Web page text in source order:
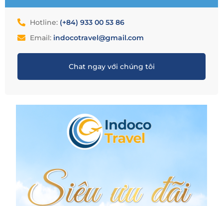
Hotline: (+84) 933 00 53 86
Email: indocotravel@gmail.com
Chat ngay với chúng tôi